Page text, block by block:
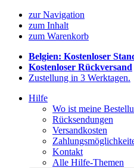
zur Navigation
zum Inhalt
zum Warenkorb
Belgien: Kostenloser
Kostenloser Rückversand
Zustellung in 3 Werktagen.
Hilfe
Wo ist meine
Rücksendungen
Versandkosten
Kontakt
Alle Hilfe-Themen